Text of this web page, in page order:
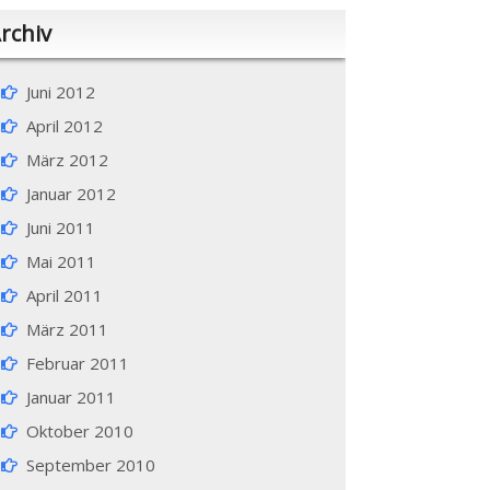
Juni 2012
April 2012
März 2012
Januar 2012
Juni 2011
Mai 2011
April 2011
März 2011
Februar 2011
Januar 2011
Oktober 2010
September 2010